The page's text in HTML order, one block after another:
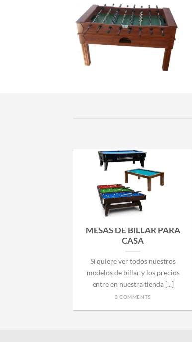
MESAS DE BILLAR PARA
CASA
Si quiere ver todos nuestros
modelos de billar y los precios
entre en nuestra tienda [...]
3 COMMENTS